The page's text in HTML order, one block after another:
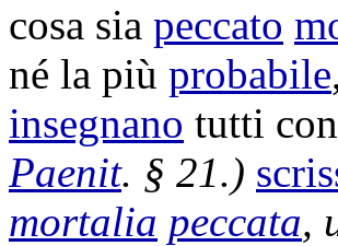
cosa sia peccato
né la più probabile
insegnano tutti
Paenit. § 21.)
mortalia peccata,